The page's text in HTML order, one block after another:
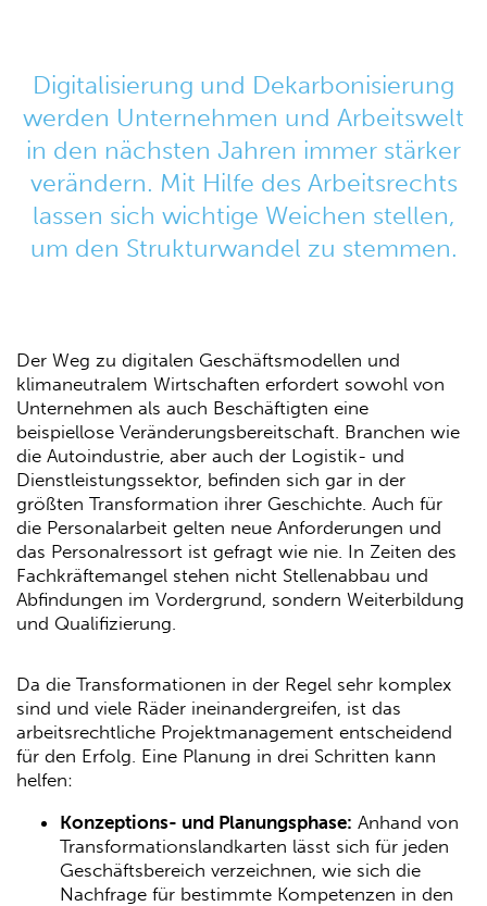
Digitalisierung und Dekarbonisierung
werden Unternehmen und Arbeitswelt
in den nächsten Jahren immer stärker
verändern. Mit Hilfe des Arbeitsrechts
lassen sich wichtige Weichen stellen,
um den Strukturwandel zu stemmen.
Der Weg zu digitalen Geschäftsmodellen und
klimaneutralem Wirtschaften erfordert sowohl von
Unternehmen als auch Beschäftigten eine
beispiellose Veränderungsbereitschaft. Branchen wie
die Autoindustrie, aber auch der Logistik- und
Dienstleistungssektor, befinden sich gar in der
größten Transformation ihrer Geschichte. Auch für
die Personalarbeit gelten neue Anforderungen und
das Personalressort ist gefragt wie nie. In Zeiten des
Fachkräftemangel stehen nicht Stellenabbau und
Abfindungen im Vordergrund, sondern Weiterbildung
und Qualifizierung.
Da die Transformationen in der Regel sehr komplex
sind und viele Räder ineinandergreifen, ist das
arbeitsrechtliche Projektmanagement entscheidend
für den Erfolg. Eine Planung in drei Schritten kann
helfen:
Konzeptions- und Planungsphase: Anhand von
Transformationslandkarten lässt sich für jeden
Geschäftsbereich verzeichnen, wie sich die
Nachfrage für bestimmte Kompetenzen in den